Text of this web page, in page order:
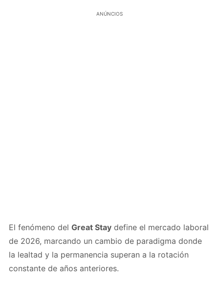
ANÚNCIOS
El fenómeno del Great Stay define el mercado laboral
de 2026, marcando un cambio de paradigma donde
la lealtad y la permanencia superan a la rotación
constante de años anteriores.